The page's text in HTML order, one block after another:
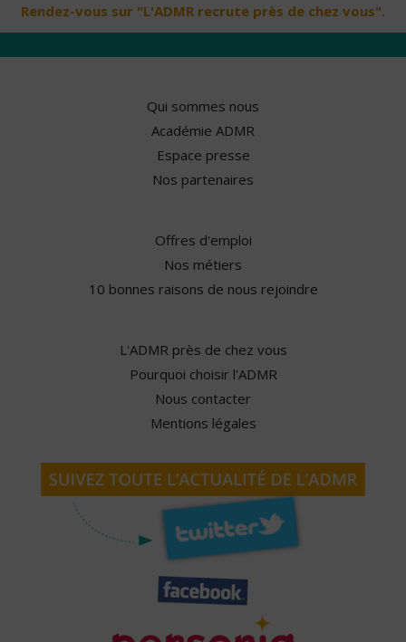
Rendez-vous sur "L'ADMR recrute près de chez vous".
Qui sommes nous
Académie ADMR
Espace presse
Nos partenaires
Offres d'emploi
Nos métiers
10 bonnes raisons de nous rejoindre
L'ADMR près de chez vous
Pourquoi choisir l'ADMR
Nous contacter
Mentions légales